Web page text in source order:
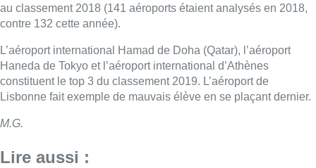
au classement 2018 (141 aéroports étaient analysés en 2018,
contre 132 cette année).
L’aéroport international Hamad de Doha (Qatar), l’aéroport
Haneda de Tokyo et l’aéroport international d’Athènes
constituent le top 3 du classement 2019. L’aéroport de
Lisbonne fait exemple de mauvais élève en se plaçant dernier.
M.G.
Lire aussi :